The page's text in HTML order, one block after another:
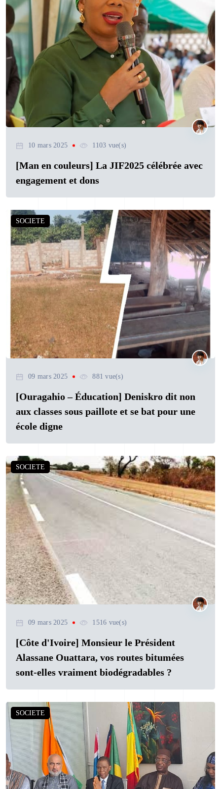
10 mars 2025 1103 vue(s)
[Man en couleurs] La JIF2025 célébrée avec
engagement et dons
SOCIETE
09 mars 2025 881 vue(s)
[Ouragahio – Éducation] Deniskro dit non
aux classes sous paillote et se bat pour une
école digne
SOCIETE
09 mars 2025 1516 vue(s)
[Côte d'Ivoire] Monsieur le Président
Alassane Ouattara, vos routes bitumées
sont-elles vraiment biodégradables ?
SOCIETE